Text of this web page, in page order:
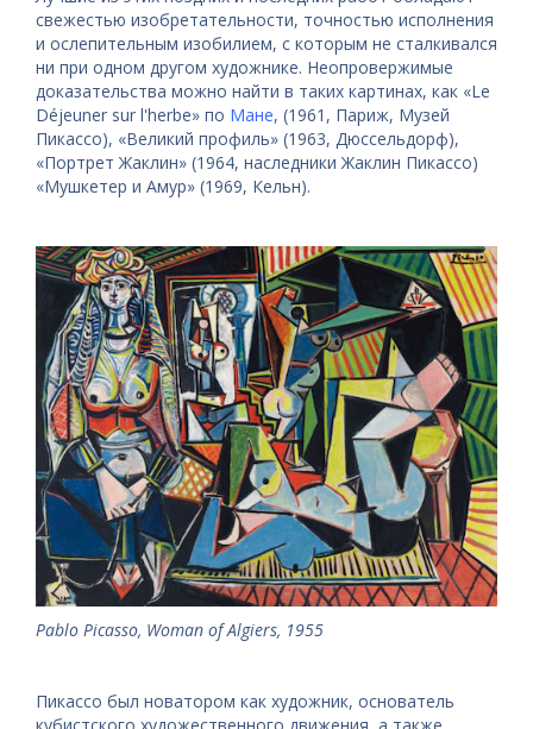
свежестью изобретательности, точностью исполнения
и ослепительным изобилием, с которым не сталкивался
ни при одном другом художнике. Неопровержимые
доказательства можно найти в таких картинах, как «Le
Déjeuner sur l'herbe» по Мане, (1961, Париж, Музей
Пикассо), «Великий профиль» (1963, Дюссельдорф),
«Портрет Жаклин» (1964, наследники Жаклин Пикассо)
«Мушкетер и Амур» (1969, Кельн).
Pablo Picasso, Woman of Algiers, 1955
Пикассо был новатором как художник, основатель